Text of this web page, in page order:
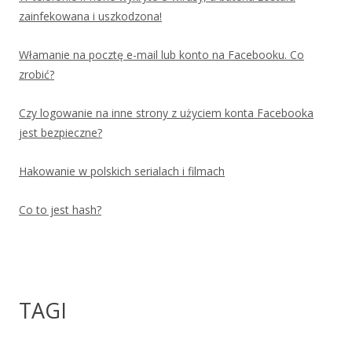
zainfekowana i uszkodzona!
Włamanie na pocztę e-mail lub konto na Facebooku. Co
zrobić?
Czy logowanie na inne strony z użyciem konta Facebooka
jest bezpieczne?
Hakowanie w polskich serialach i filmach
Co to jest hash?
TAGI